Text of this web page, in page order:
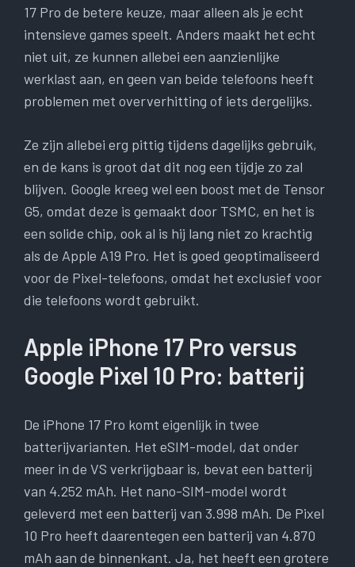
17 Pro de betere keuze, maar alleen als je echt
intensieve games speelt. Anders maakt het echt
niet uit, ze kunnen allebei een aanzienlijke
werklast aan, en geen van beide telefoons heeft
problemen met oververhitting of iets dergelijks.
Ze zijn allebei erg pittig tijdens dagelijks gebruik,
en de kans is groot dat dit nog een tijdje zo zal
blijven. Google kreeg wel een boost met de Tensor
G5, omdat deze is gemaakt door TSMC, en het is
een solide chip, ook al is hij lang niet zo krachtig
als de Apple A19 Pro. Het is goed geoptimaliseerd
voor de Pixel-telefoons, omdat het exclusief voor
die telefoons wordt gebruikt.
Apple iPhone 17 Pro versus
Google Pixel 10 Pro: batterij
De iPhone 17 Pro komt eigenlijk in twee
batterijvarianten. Het eSIM-model, dat onder
meer in de VS verkrijgbaar is, bevat een batterij
van 4.252 mAh. Het nano-SIM-model wordt
geleverd met een batterij van 3.998 mAh. De Pixel
10 Pro heeft daarentegen een batterij van 4.870
mAh aan de binnenkant. Ja, het heeft een grotere